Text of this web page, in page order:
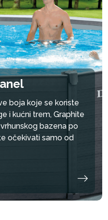
boja koje se koriste
i kućni trem, Graphite
bazena po
očekivati samo od